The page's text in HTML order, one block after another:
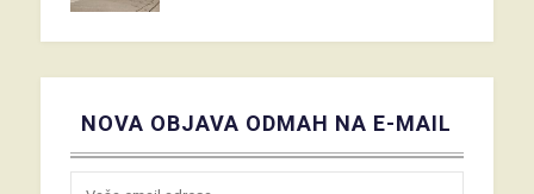
NOVA OBJAVA ODMAH NA E-MAIL